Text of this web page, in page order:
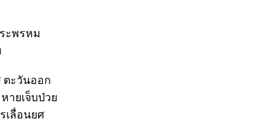
ะพรหม
ตะวันออก
ายเจ็บป่ว
เลื่อนยศ